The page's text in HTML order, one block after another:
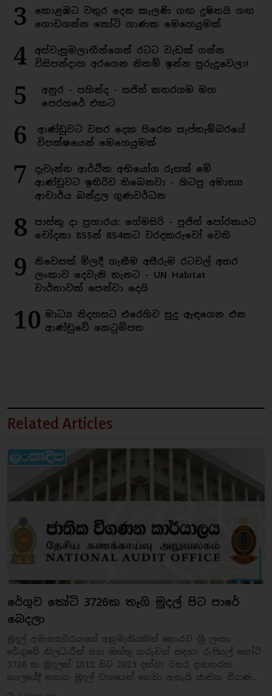
3
කොළඹට වතුර දෙන කැලණි ගඟ දුෂිතයි ගඟ
ගොඩගන්න කෝටි ගාණක මෙහෙයුමක්
4
අස්වැසුමලාභීන්ගෙන් රටට වැඩක් ගන්න
විසිපන්දාහ අරගෙන නිකම් ඉන්න පුරුදුවෙලා!
5
අනුර - පහින්ද - සජිත් කතරගම මහ
පෙරහරේ එකට
6
ආණ්ඩුවට වසර දෙක පිරෙන සැප්තැම්බරයේ
විපක්ෂයෙන් මෙහෙයුමක්
7
දැවැන්ත ආර්ථික අභියෝග රුසක් මේ
ආණ්ඩුවට ඉතිරිව තිබෙනවා - හිටපු අමාත්‍ය
ආචාර්ය බන්දුල ගුණවර්ධන
8
පාස්කු දා ප්‍රහාරය: හේමසිරි - පූජිත් පෝරකයට
චෝදනා 855න් 854කට වරදකරුවෝ වෙති
9
නිවෙසක් මිලදී ගැනීම අසීරුම රටවල් අතර
ලංකාව දෙවැනි තැනට - UN Habitat
වාර්තාවක් පෙන්වා දෙයි
10 මාධ්‍ය නිදහසට එරෙහිව සුදු ඇඳගෙන එන
ආණ්ඩුවේ කෙටුම්පත
Related Articles
රේගුව කෝටි 3726ක තෑගි මුදල් පිට පාරේ
බෙදලා
මුදල් අමාත්‍යවරයාගේ අනුමැතියකින් තොරව ශ්‍රී ලංකා
රේගුවේ නිලධාරීන් සහ ඔත්තු කරුවන් සඳහා රුපියල් කෝටි
3726 ක මුදලක් 2012 සිට 2025 දක්වා වසර දාහතරක
කාලයේදී ත්‍යාග මුදල් වශයෙන් ගෙවා ඇතැයි ජාතික විගණ..